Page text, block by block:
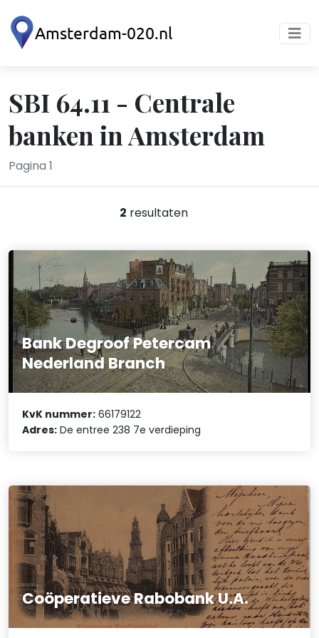
SBI 64.11 - Centrale
banken in Amsterdam
Pagina 1
2 resultaten
Bank Degroof Petercam
Nederland Branch
KvK nummer: 66179122
Adres: De entree 238 7e verdieping
Coöperatieve Rabobank U.A.